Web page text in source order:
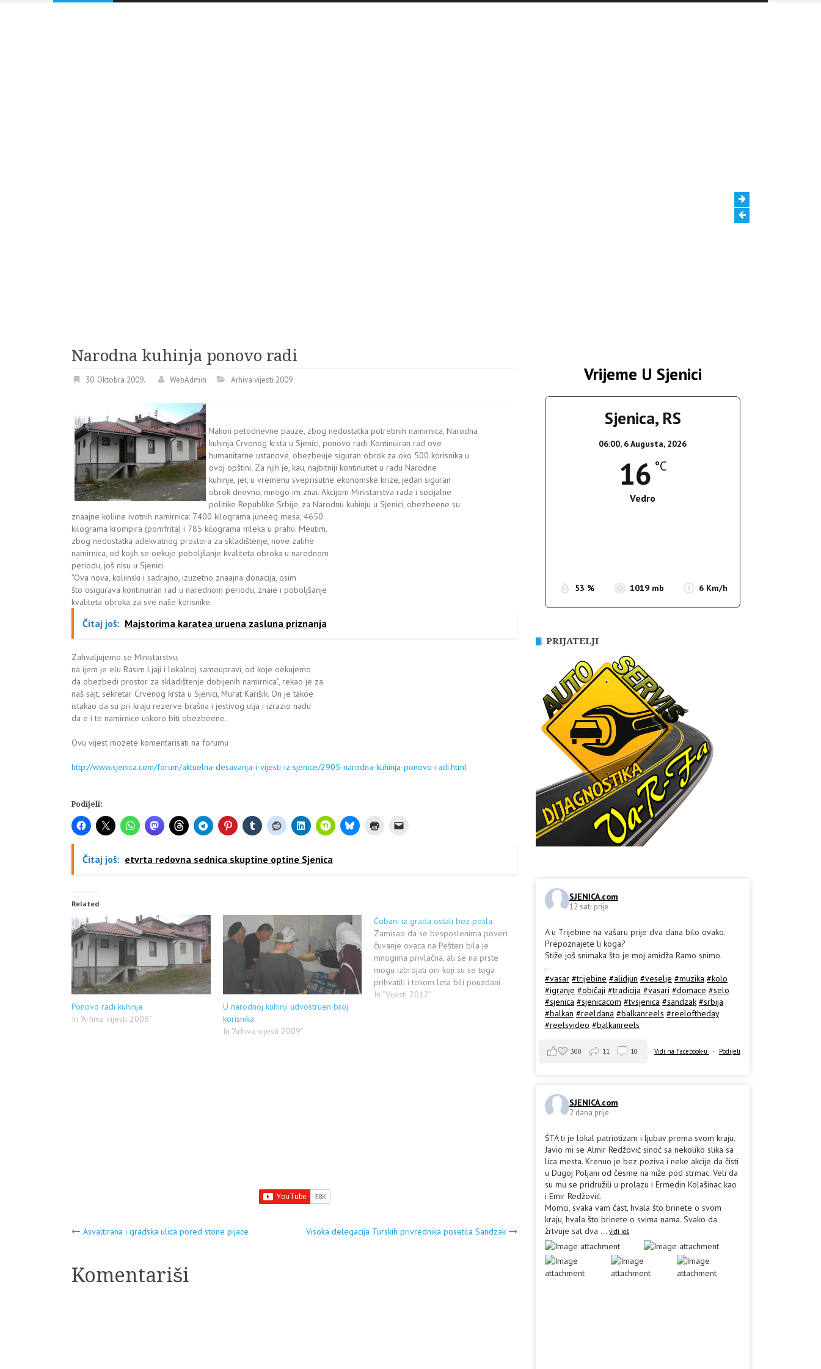
Narodna kuhinja ponovo radi
30. Oktobra 2009. WebAdmin Arhiva vijesti 2009
Nakon petodnevne pauze, zbog nedostatka potrebnih namirnica, Narodna
kuhinja Crvenog krsta u Sjenici, ponovo radi. Kontinuiran rad ove
humanitarne ustanove, obezbeuje siguran obrok za oko 500 korisnika u
ovoj opštini. Za njih je, kau, najbitniji kontinuitet u radu Narodne
kuhinje, jer, u vremenu sveprisutne ekonomske krize, jedan siguran
obrok dnevno, mnogo im znai. Akcijom Ministarstva rada i socijalne
politike Republike Srbije, za Narodnu kuhinju u Sjenici, obezbeene su
znaajne koliine ivotnih namirnica: 7400 kilograma juneeg mesa, 4650
kilograma krompira (pomfrita) i 785 kilograma mleka u prahu. Meutim,
zbog nedostatka adekvatnog prostora za skladištenje, nove zalihe
namirnica, od kojih se oekuje poboljšanje kvaliteta obroka u narednom
periodu, još nisu u Sjenici.
”Ova nova, koliinski i sadrajno, izuzetno znaajna donacija, osim
što osigurava kontinuiran rad u narednom periodu, znaie i poboljšanje
kvaliteta obroka za sve naše korisnike.
Čitaj još: Majstorima karatea uruena zasluna priznanja
Zahvaljujemo se Ministarstvu,
na ijem je elu Rasim Ljaji i lokalnoj samoupravi, od koje oekujemo
da obezbedi prostor za skladištenje dobijenih namirnica”, rekao je za
naš sajt, sekretar Crvenog krsta u Sjenici, Murat Karišik. On je takoe
istakao da su pri kraju rezerve brašna i jestivog ulja i izrazio nadu
da e i te namirnice uskoro biti obezbeene.
Ovu vijest mozete komentarisati na forumu
http://www.sjenica.com/forum/aktuelna-desavanja-i-vijesti-iz-sjenice/2905-narodna-kuhinja-ponovo-radi.html
Podijeli:
Čitaj još: etvrta redovna sednica skuptine optine Sjenica
Related
Ponovo radi kuhinja
In "Arhiva vijesti 2008"
U narodnoj kuhinji udvostruen broj
korisnika
In "Arhiva vijesti 2009"
Čobani iz grada ostali bez posla
Zamisao da se besposlenima poveri
čuvanje ovaca na Pešteri bila je
mnogima privlačna, ali se na prste
mogu izbrojati oni koji su se toga
prihvatili i tokom leta bili pouzdani
čuvari stada Projekat Unije stočara sa
In "Vijesti 2012"
Navigacija
članaka
Asvaltirana i gradska ulica pored stone pijace Visoka delegacija Turskih privrednika posetila Sandzak
Komentariši
Vrijeme U Sjenici
Sjenica, RS
06:00, 6 Augusta, 2026
16 °C
Vedro
53 % 1019 mb 6 Km/h
PRIJATELJI
SJENICA.com
12 sati prije
A u Trijebine na vašaru prije dva dana bilo ovako.
Prepoznajete li koga?
Stiže još snimaka što je moj amidža Ramo snimo.
.
#vasar #trijebine #alidjun #veselje #muzika #kolo
#igranje #običaji #tradicija #vasari #domace #selo
#sjenica #sjenicacom #tvsjenica #sandzak #srbija
#balkan #reeldana #balkanreels #reeloftheday
#reelsvideo #balkanreels
Vidi na Facebook-u · Podijeli
300 11 10
SJENICA.com
2 dana prije
ŠTA ti je lokal patriotizam i ljubav prema svom kraju.
Javio mi se Almir Redžović sinoć sa nekoliko slika sa
lica mesta. Krenuo je bez poziva i neke akcije da čisti
u Dugoj Poljani od česme na niže pod strmac. Veli da
su mu se pridružili u prolazu i Ermedin Kolašinac kao
i Emir Redžović.
Momci, svaka vam čast, hvala što brinete o svom
kraju, hvala što brinete o svima nama. Svako da
žrtvuje sat dva ... vidi još